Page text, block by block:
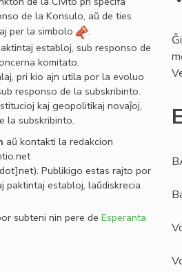
de la Konsulo, aŭ de ties
per la simbolo
.
establoj, sub responso de
komitato.
pri kio ajn utila por la evoluo
responso de la subskribinto.
kaj geopolitikaj novaĵoj,
la subskribinto.
aŭ kontakti la redakcion
.net
. Publikigo estas rajto por
paktintaj establoj, laŭdiskrecia
subteni nin pere de Esperanta